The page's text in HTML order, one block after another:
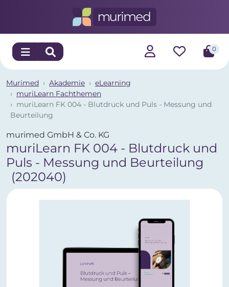
0
Murimed Akademie
eLearning
muriLearn Fachthemen
muriLearn FK 004 - Blutdruck und Puls - Messung und
Beurteilung
murimed GmbH & Co. KG
muriLearn FK 004 - Blutdruck und
Puls - Messung und Beurteilung
(202040)